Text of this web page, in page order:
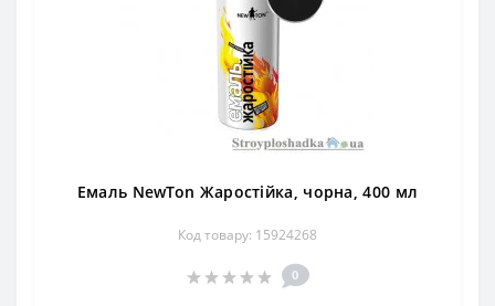
Емаль NewTon Жаростійка, чорна, 400 мл
Код товару: 15924268
0